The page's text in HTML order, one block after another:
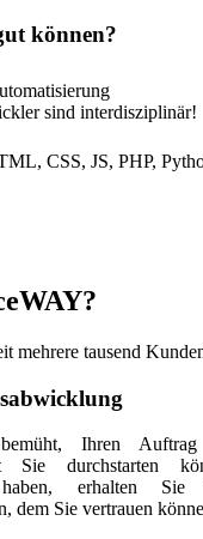
können?
sind interdisziplinär!
CSS, JS, PHP,
mehrere tausend
Ihren Auftrag
Sie durchstarten
haben, erhalten
dem Sie vertrauen